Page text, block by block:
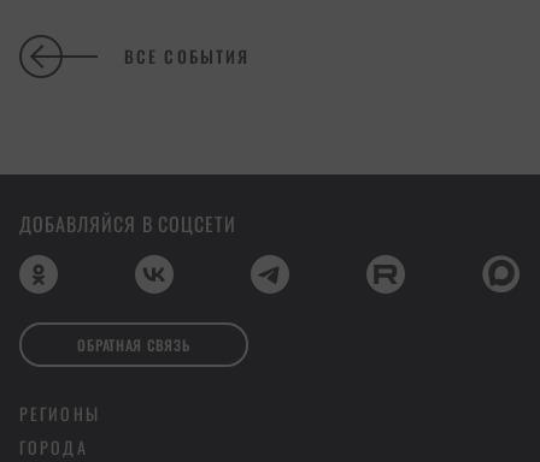
ВСЕ СОБЫТИЯ
РЕГИОНЫ
ГОРОДА
ДОБАВЛЯЙСЯ В СОЦСЕТИ
ОБРАТНАЯ СВЯЗЬ